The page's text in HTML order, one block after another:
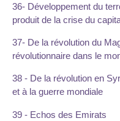
36- Développement du
produit de la crise du
37- De la révolution du
révolutionnaire dans le
38 - De la révolution en
et à la guerre mondiale
39 - Echos des Emirats